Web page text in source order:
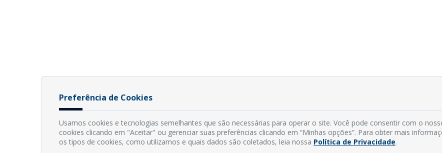
Preferência de Cookies
Usamos cookies e tecnologias semelhantes que são necessárias para operar o site. Você pode consentir com o
cookies clicando em "Aceitar" ou gerenciar suas preferências clicando em “Minhas opções”. Para obter mais
os tipos de cookies, como utilizamos e quais dados são coletados, leia nossa Política de Privacidade.